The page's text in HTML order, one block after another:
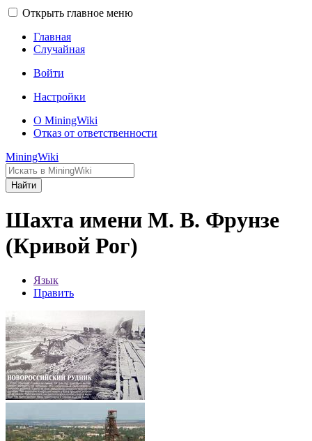
Открыть главное меню
Главная
Случайная
Войти
Настройки
О MiningWiki
Отказ от ответственности
MiningWiki
Найти
Шахта имени М. В. Фрунзе
(Кривой Рог)
Язык
Править